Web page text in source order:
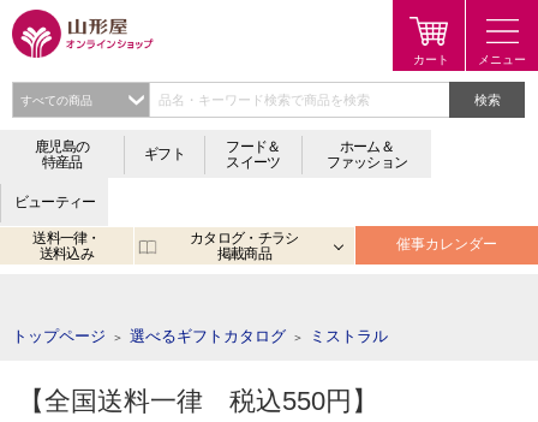
検索
鹿児島の
特産品
ギフト
フード＆
スイーツ
ホーム＆
ファッション
ビューティー
送料一律・
送料込み
カタログ・チラシ
掲載商品
催事カレンダー
トップページ ＞ 選べるギフトカタログ ＞ ミストラル
【全国送料一律 税込550円】